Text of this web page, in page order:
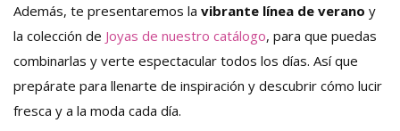
Además, te presentaremos la vibrante línea de verano y
la colección de Joyas de nuestro catálogo, para que puedas
combinarlas y verte espectacular todos los días. Así que
prepárate para llenarte de inspiración y descubrir cómo lucir
fresca y a la moda cada día.